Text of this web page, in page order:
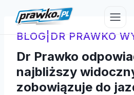
treściBLOG| DR PRAWKO
Dr Prawko
najbliższy
zobowiązuje do